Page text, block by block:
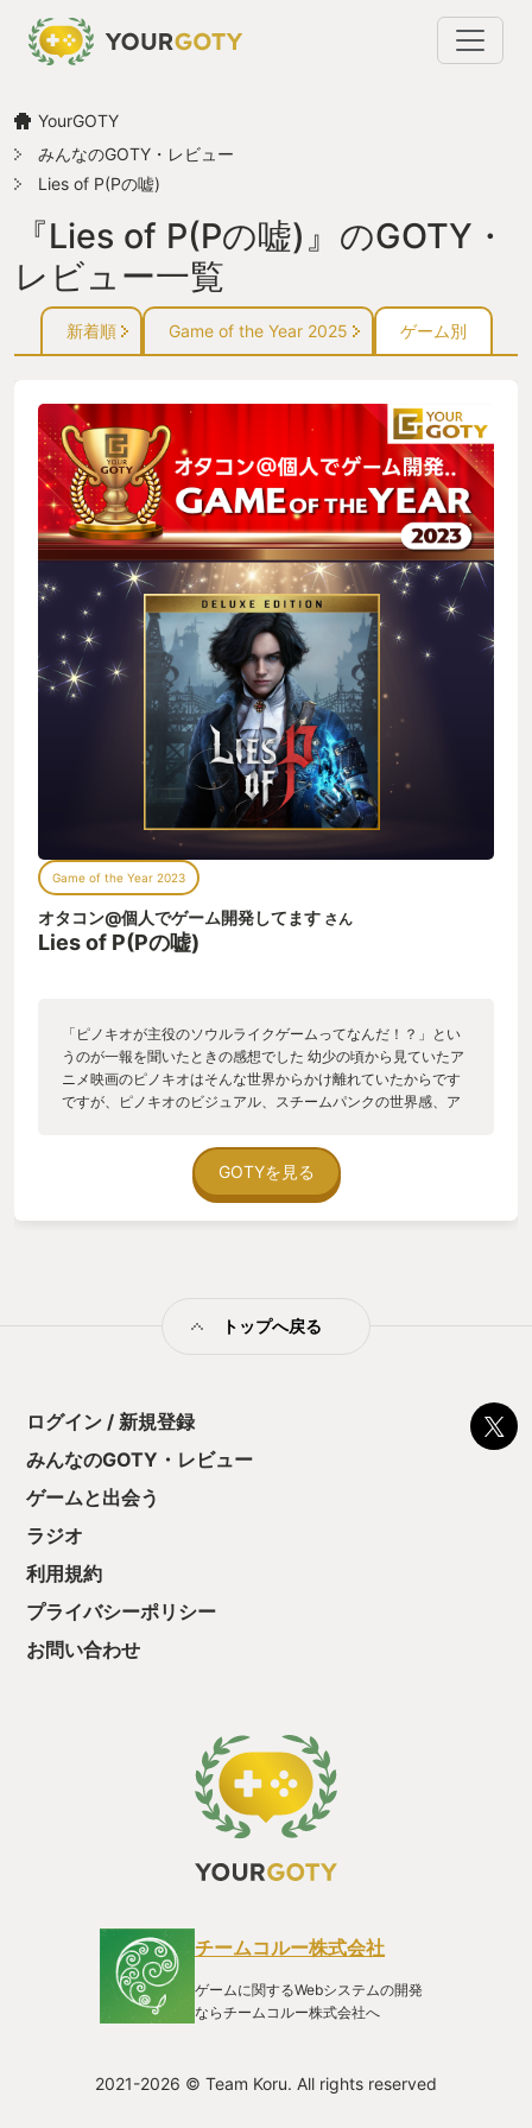
YourGOTY
みんなのGOTY・レビュー
Lies of P(Pの嘘)
『Lies of P(Pの嘘)』のGOTY・
レビュー一覧
新着順 Game of the Year 2025 ゲーム別
Game of the Year 2023
オタコン@個人でゲーム開発してます さん
Lies of P(Pの嘘)
「ピノキオが主役のソウルライクゲームってなんだ！？」とい
うのが一報を聞いたときの感想でした 幼少の頃から見ていたア
ニメ映画のピノキオはそんな世界からかけ離れていたからです
ですが、ピノキオのビジュアル、スチームパンクの世界感、ア
してみるとそのどれもがマッチしており素晴らしいゲーム体験
をさせてくれる作品でした！ 一見シンプルそうに見えますが実
はゲームとしての要素も多く、左腕のギミック選択や、武器の
択です 制限時間内に優しさで嘘をつくか無慈悲に真実を告げる
なキャラクターがこの世界ならではの姿で出会えるのでとても
てもユニークで特に黒兎兄弟などは敵ながらに好きになれる感
じもあり、この辺りも魅力の一つかと思います DLCや次回作の
話もあるようなので、これからもこのシリーズを楽しんでいき
たいと思える最高の作品でした！
GOTYを見る
トップへ戻る
ログイン / 新規登録
みんなのGOTY・レビュー
ゲームと出会う
ラジオ
利用規約
プライバシーポリシー
お問い合わせ
チームコルー株式会社
ゲームに関するWebシステムの開発
ならチームコルー株式会社へ
2021-2026 © Team Koru. All rights reserved